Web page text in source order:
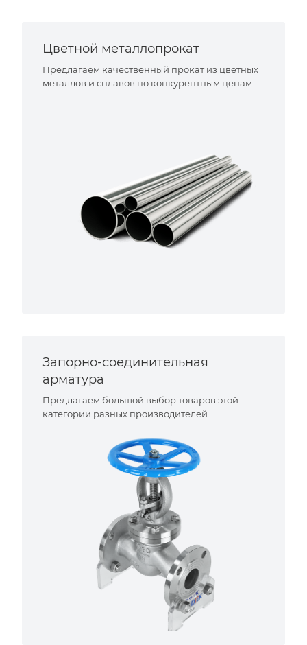
Цветной металлопрокат
Предлагаем качественный прокат из цветных
металлов и сплавов по конкурентным ценам.
Запорно-соединительная
арматура
Предлагаем большой выбор товаров этой
категории разных производителей.